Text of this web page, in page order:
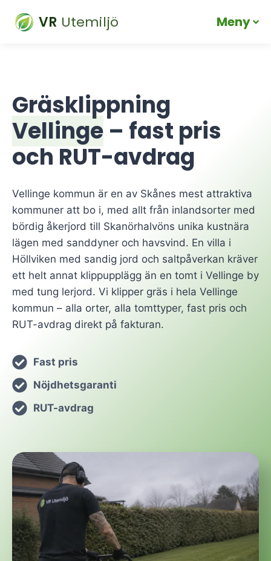
VR Utemiljö Meny
Gräsklippning
Vellinge – fast pris
och RUT-avdrag
Vellinge kommun är en av Skånes mest attraktiva
kommuner att bo i, med allt från inlandsorter med
bördig åkerjord till Skanörhalvöns unika kustnära
lägen med sanddyner och havsvind. En villa i
Höllviken med sandig jord och saltpåverkan kräver
ett helt annat klippupplägg än en tomt i Vellinge by
med tung lerjord. Vi klipper gräs i hela Vellinge
kommun – alla orter, alla tomttyper, fast pris och
RUT-avdrag direkt på fakturan.
Fast pris
Nöjdhetsgaranti
RUT-avdrag